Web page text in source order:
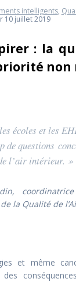
intelligents,
10 juillet 2019
: la
non
écoles et les
de questions
l’air intérieur. »
de la Qualité de
et même
des